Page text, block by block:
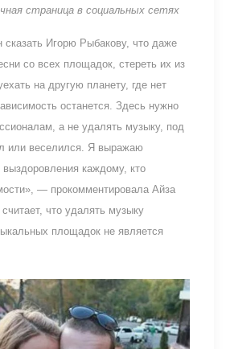
страница в социальных сетях
сказать Игорю Рыбакову, что даже
со всех площадок, стереть их из
на другую планету, где нет
останется. Здесь нужно
а не удалять музыку, под
или веселился. Я выражаю
каждому, кто
— прокомментировала Айза
что удалять музыку
площадок не является